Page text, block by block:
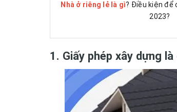
Nhà ở riêng lẻ là gì? Điều kiện để
2023?
1. Giấy phép xây dựng là